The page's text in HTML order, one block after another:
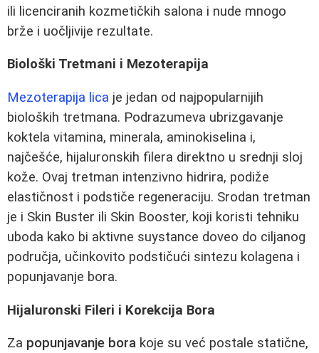
ili licenciranih kozmetičkih salona i nude mnogo
brže i uočljivije rezultate.
Biološki Tretmani i Mezoterapija
Mezoterapija lica je jedan od najpopularnijih
bioloških tretmana. Podrazumeva ubrizgavanje
koktela vitamina, minerala, aminokiselina i,
najčešće, hijaluronskih filera direktno u srednji sloj
kože. Ovaj tretman intenzivno hidrira, podiže
elastičnost i podstiče regeneraciju. Srodan tretman
je i Skin Buster ili Skin Booster, koji koristi tehniku
uboda kako bi aktivne suystance doveo do ciljanog
područja, učinkovito podstičući sintezu kolagena i
popunjavanje bora.
Hijaluronski Fileri i Korekcija Bora
Za popunjavanje bora koje su već postale statične,